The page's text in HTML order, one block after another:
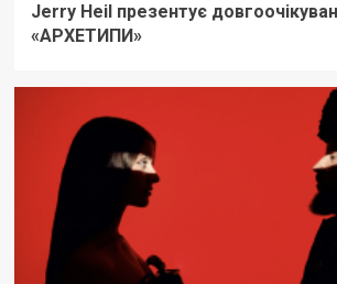
Jerry Heil презентує
«АРХЕТИПИ»